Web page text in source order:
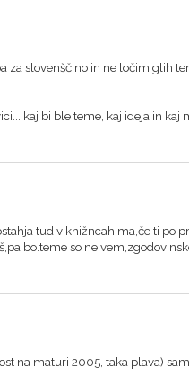
za slovenščino in ne ločim glih
kaj bi ble teme, kaj ideja in kaj
tud v knižncah.ma,če ti po
bo.teme so ne
na maturi 2005, taka plava)